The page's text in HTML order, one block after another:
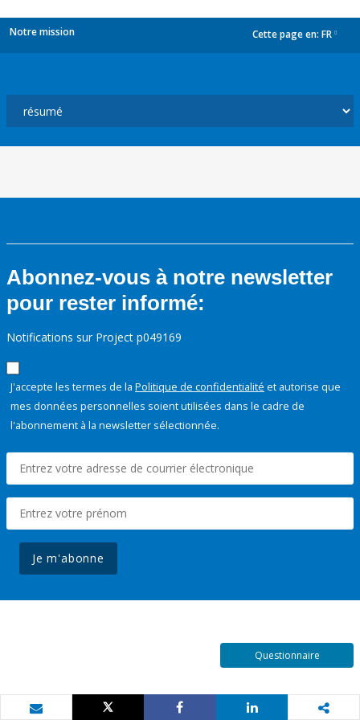
Notre mission Cette page en: FR
Abonnez-vous à notre newsletter
pour rester informé:
Notifications sur Project p049169
J'accepte les termes de la Politique de confidentialité et autorise que
mes données personnelles soient utilisées dans le cadre de
l'abonnement à la newsletter sélectionnée.
Je m'abonne
Questionnaire